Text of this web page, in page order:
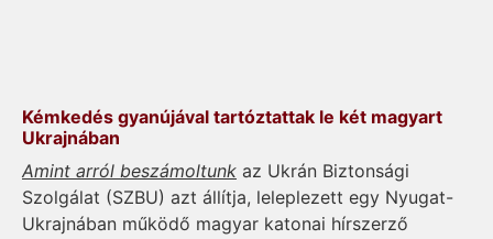
Kémkedés gyanújával tartóztattak le két magyart
Ukrajnában
Amint arról beszámoltunk az Ukrán Biztonsági
Szolgálat (SZBU) azt állítja, leleplezett egy Nyugat-
Ukrajnában működő magyar katonai hírszerző